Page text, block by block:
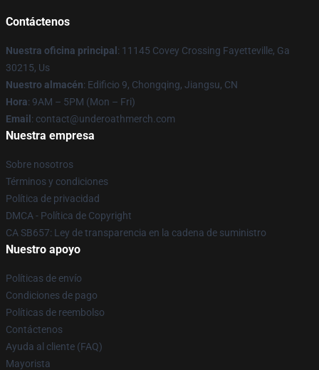
Contáctenos
Nuestra oficina principal : 11145 Covey Crossing Fayetteville, Ga
30215, Us
Nuestro almacén: Edificio 9, Chongqing, Jiangsu, CN
Hora: 9AM – 5PM (Mon – Fri)
Email : contact@underoathmerch.com
Nuestra empresa
Sobre nosotros
Términos y condiciones
Política de privacidad
DMCA - Política de Copyright
CA SB657: Ley de transparencia en la cadena de suministro
Nuestro apoyo
Políticas de envío
Condiciones de pago
Políticas de reembolso
Contáctenos
Ayuda al cliente (FAQ)
Mayorista